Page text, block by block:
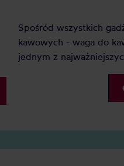
Spośród wszystkich
kawowych - waga do
jednym z
Dlaczego? Ponieważ
zyskujemy precyzję i
Jaką jednak wagę do